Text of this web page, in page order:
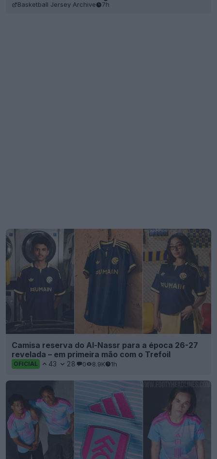
Basketball Jersey Archive 7h
Camisa reserva do Al-Nassr para a época 26-27
revelada – em primeira mão com o Trefoil
OFICIAL 43 28 0 8.9K 1h